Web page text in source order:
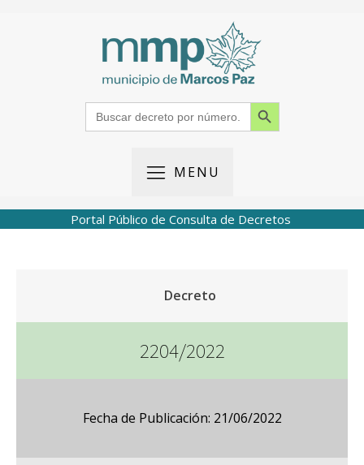
Search
for:
Search Button
MENU
Portal Público de Consulta de Decretos
Decreto
2204/2022
Fecha de Publicación: 21/06/2022